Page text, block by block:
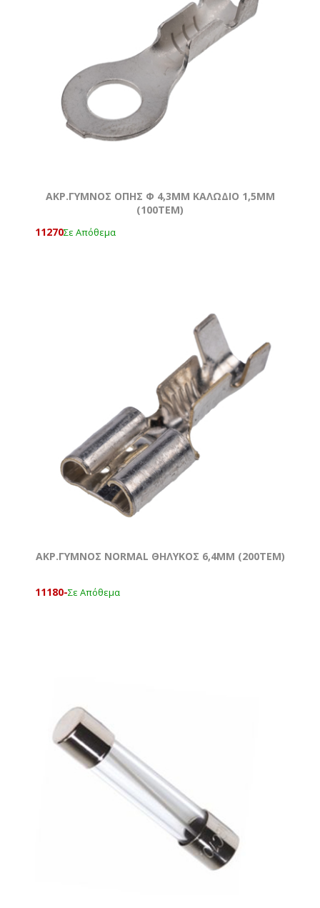
ΑΚΡ.ΓΥΜΝΟΣ ΟΠΗΣ Φ 4,3MM ΚΑΛΩΔΙΟ 1,5ΜΜ
(100ΤΕΜ)
11270Σε Απόθεμα
ΑΚΡ.ΓΥΜΝΟΣ NORMAL ΘΗΛΥΚΟΣ 6,4ΜΜ (200ΤΕΜ)
11180-Σε Απόθεμα